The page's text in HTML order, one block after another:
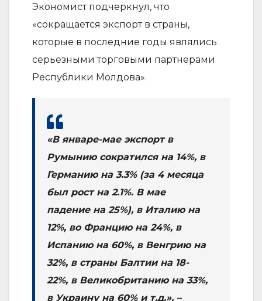
Экономист подчеркнул, что
«сокращается экспорт в страны,
которые в последние годы являлись
серьезными торговыми партнерами
Республики Молдова».
«В январе-мае экспорт в
Румынию сократился на 14%, в
Германию на 3.3% (за 4 месяца
был рост на 2.1%. В мае
падение на 25%), в Италию на
12%, во Францию на 24%, в
Испанию на 60%, в Венгрию на
32%, в страны Балтии на 18-
22%, в Великобританию на 33%,
в Украину на 60% и т.д.», –